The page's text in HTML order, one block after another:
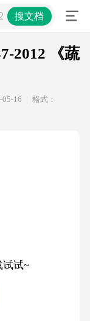
2012 《蔬
搜文档
2012 《蔬
05-16
格式：
试~